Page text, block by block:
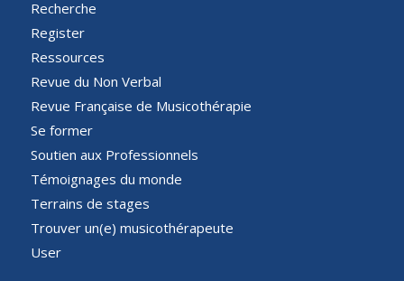
Recherche
Register
Ressources
Revue du Non Verbal
Revue Française de Musicothérapie
Se former
Soutien aux Professionnels
Témoignages du monde
Terrains de stages
Trouver un(e) musicothérapeute
User